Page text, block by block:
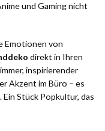
und Gaming nicht
Emotionen von
direkt in Ihren
inspirierender
Akzent im Büro – es
Stück Popkultur, das